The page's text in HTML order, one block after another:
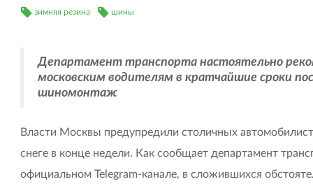
зимняя резина шины
Департамент транспорта настоятельно
московским водителям в кратчайшие сроки
шиномонтаж
Власти Москвы предупредили столичных
снеге в конце недели. Как сообщает департамент
официальном Telegram-канале, в сложившихся